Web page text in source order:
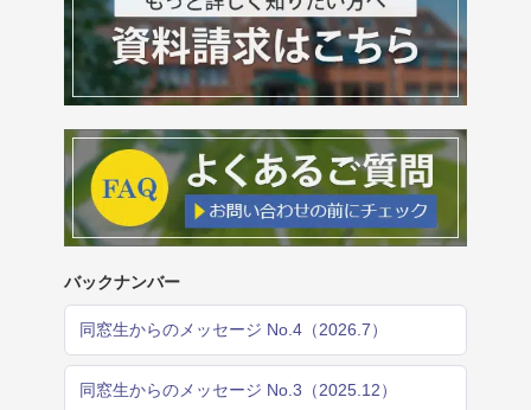
バックナンバー
同窓生からのメッセージ No.4（2026.7）
同窓生からのメッセージ No.3（2025.12）